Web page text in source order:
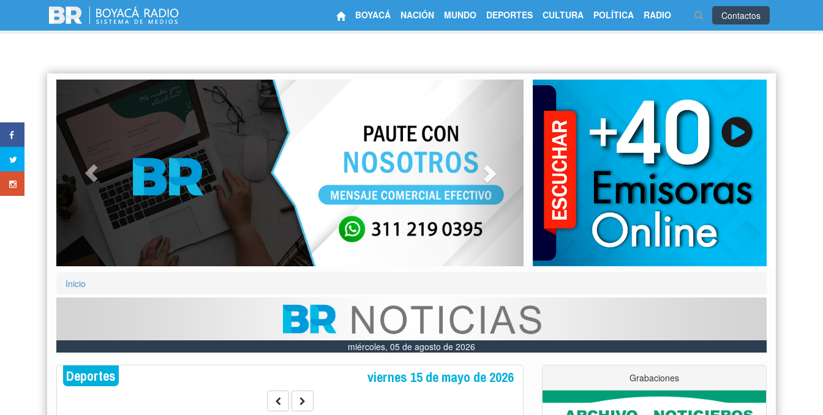
Contactos
BOYACÁ NACIÓN MUNDO DEPORTES CULTURA POLÍTICA RADIO
Previous
Inicio
miércoles, 05 de agosto de 2026
Deportes viernes 15 de mayo de 2026 Grabaciones